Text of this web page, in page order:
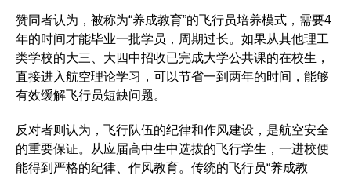
赞同者认为，被称为“养成教育”的飞行员培养模式，需要4
年的时间才能毕业一批学员，周期过长。如果从其他理工
类学校的大三、大四中招收已完成大学公共课的在校生，
直接进入航空理论学习，可以节省一到两年的时间，能够
有效缓解飞行员短缺问题。
反对者则认为，飞行队伍的纪律和作风建设，是航空安全
的重要保证。从应届高中生中选拔的飞行学生，一进校便
能得到严格的纪律、作风教育。传统的飞行员“养成教